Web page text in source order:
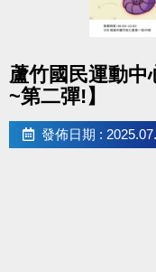
蘆竹國民運動中
~第二彈!】
發佈日期 :